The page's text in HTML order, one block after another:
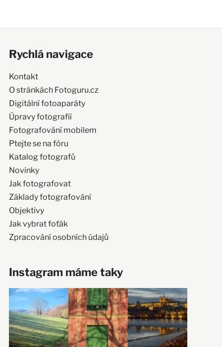
Rychlá navigace
Kontakt
O stránkách Fotoguru.cz
Digitální fotoaparáty
Úpravy fotografií
Fotografování mobilem
Ptejte se na fóru
Katalog fotografů
Novinky
Jak fotografovat
Základy fotografování
Objektivy
Jak vybrat foťák
Zpracování osobních údajů
Instagram máme taky